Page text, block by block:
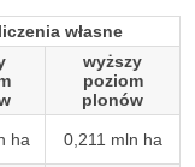
własne
wyższy
poziom
plonów
ha 0,211 mln ha